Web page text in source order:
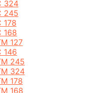
324
245
168
127
146
245
324
178
168